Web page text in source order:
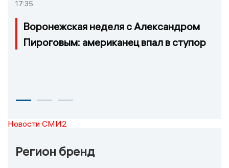
17:35
Воронежская неделя с Александром
Пироговым: американец впал в ступор
Новости СМИ2
Регион бренд